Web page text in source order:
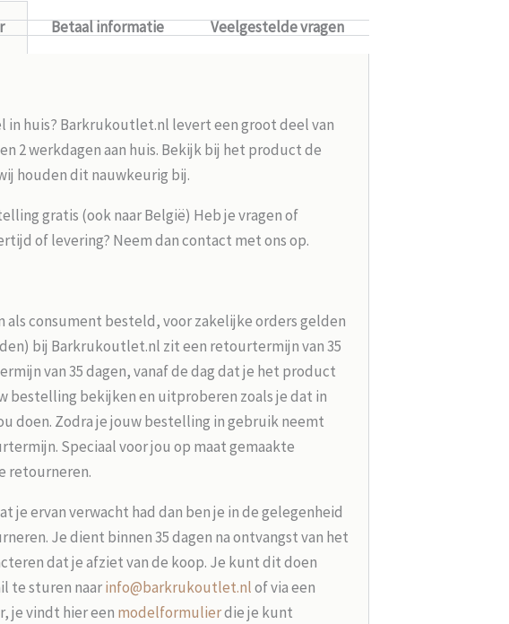
Betaal informatie Veelgestelde vragen
in huis? Barkrukoutlet.nl levert een groot deel van
2 werkdagen aan huis. Bekijk bij het product de
houden dit nauwkeurig bij.
gratis (ook naar België) Heb je vragen of
of levering? Neem dan contact met ons op.
als consument besteld, voor zakelijke orders gelden
bij Barkrukoutlet.nl zit een retourtermijn van 35
van 35 dagen, vanaf de dag dat je het product
bestelling bekijken en uitproberen zoals je dat in
doen. Zodra je jouw bestelling in gebruik neemt
Speciaal voor jou op maat gemaakte
retourneren.
je ervan verwacht had dan ben je in de gelegenheid
Je dient binnen 35 dagen na ontvangst van het
dat je afziet van de koop. Je kunt dit doen
te sturen naarinfo@barkrukoutlet.nlof via een
je vindt hier een modelformulierdie je kunt